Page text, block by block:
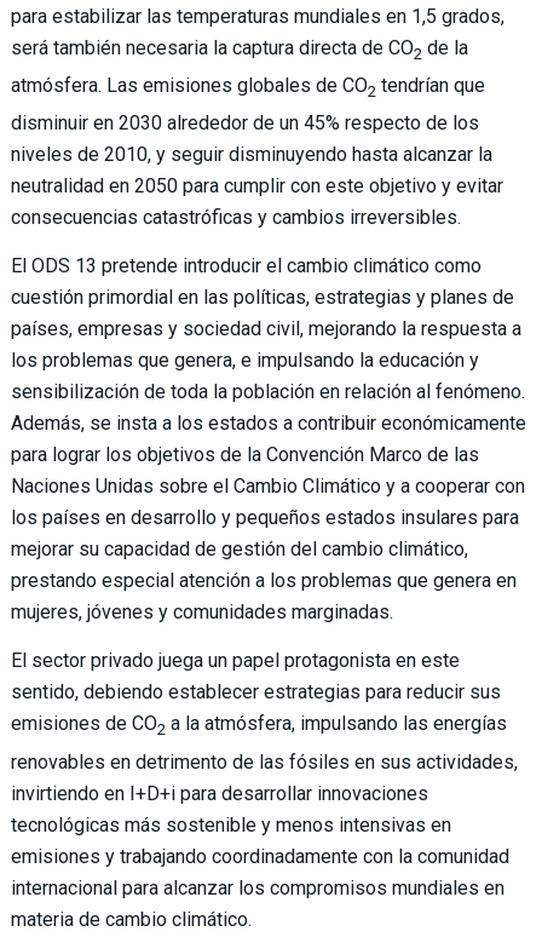
para estabilizar las temperaturas mundiales en 1,5 grados,
será también necesaria la captura directa de CO2 de la
atmósfera. Las emisiones globales de CO2 tendrían que
disminuir en 2030 alrededor de un 45% respecto de los
niveles de 2010, y seguir disminuyendo hasta alcanzar la
neutralidad en 2050 para cumplir con este objetivo y evitar
consecuencias catastróficas y cambios irreversibles.
El ODS 13 pretende introducir el cambio climático como
cuestión primordial en las políticas, estrategias y planes de
países, empresas y sociedad civil, mejorando la respuesta a
los problemas que genera, e impulsando la educación y
sensibilización de toda la población en relación al fenómeno.
Además, se insta a los estados a contribuir económicamente
para lograr los objetivos de la Convención Marco de las
Naciones Unidas sobre el Cambio Climático y a cooperar con
los países en desarrollo y pequeños estados insulares para
mejorar su capacidad de gestión del cambio climático,
prestando especial atención a los problemas que genera en
mujeres, jóvenes y comunidades marginadas.
El sector privado juega un papel protagonista en este
sentido, debiendo establecer estrategias para reducir sus
emisiones de CO2 a la atmósfera, impulsando las energías
renovables en detrimento de las fósiles en sus actividades,
invirtiendo en I+D+i para desarrollar innovaciones
tecnológicas más sostenible y menos intensivas en
emisiones y trabajando coordinadamente con la comunidad
internacional para alcanzar los compromisos mundiales en
materia de cambio climático.